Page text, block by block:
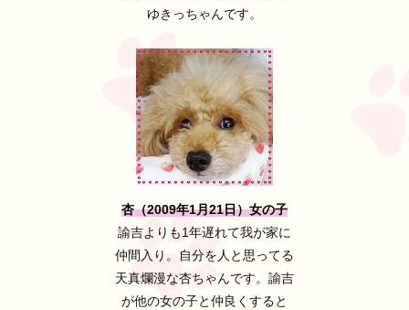
ゆきっちゃんです。
杏（2009年1月21日）女の子
諭吉よりも1年遅れて我が家に
仲間入り。自分を人と思ってる
天真爛漫な杏ちゃんです。諭吉
が他の女の子と仲良くすると